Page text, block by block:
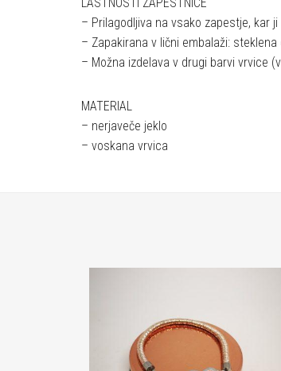
– Prilagodljiva na vsako zapestje, kar
– Zapakirana v lični embalaži:
– Možna izdelava v drugi barvi vrvice
MATERIAL
– nerjaveče jeklo
– voskana vrvica